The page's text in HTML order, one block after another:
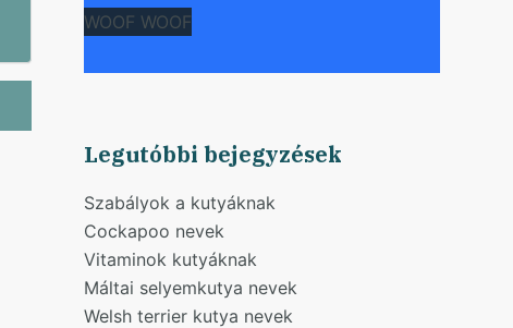
WOOF WOOF
Legutóbbi bejegyzések
Szabályok a kutyáknak
Cockapoo nevek
Vitaminok kutyáknak
Máltai selyemkutya nevek
Welsh terrier kutya nevek